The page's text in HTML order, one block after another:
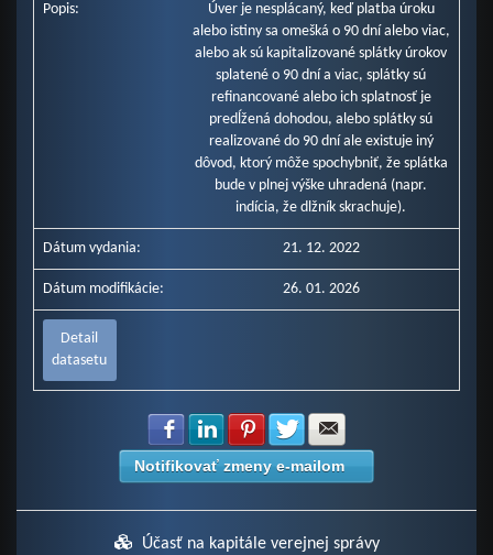
Popis:
Úver je nesplácaný, keď platba úroku
alebo istiny sa omešká o 90 dní alebo viac,
alebo ak sú kapitalizované splátky úrokov
splatené o 90 dní a viac, splátky sú
refinancované alebo ich splatnosť je
predĺžená dohodou, alebo splátky sú
realizované do 90 dní ale existuje iný
dôvod, ktorý môže spochybniť, že splátka
bude v plnej výške uhradená (napr.
indícia, že dlžník skrachuje).
Dátum vydania: 21. 12. 2022
Dátum modifikácie: 26. 01. 2026
Detail
datasetu
Zdielať na Facebook
Zdielať na LinkedIn
Zdielať na Pinterest
Zdielať na Twitter
Notifikovať zmeny e-mailom
Účasť na kapitále verejnej správy